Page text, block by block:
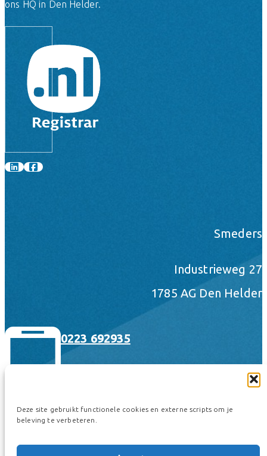
Deze site gebruikt functionele cookies en externe scripts om je
beleving te verbeteren.
ons HQ in Den Helder.
Smeders
Industrieweg 27
1785 AG Den Helder
0223 692935